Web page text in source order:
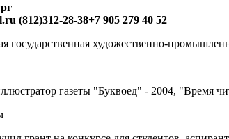
(812)312-28-38+7 905 279 40 52
государственная художественно-
газеты "Буквоед" - 2004, "Время